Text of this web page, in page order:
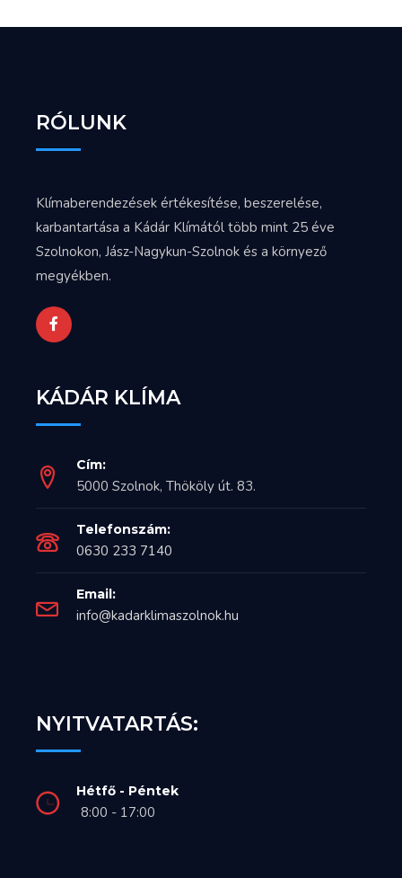
RÓLUNK
Klímaberendezések értékesítése, beszerelése,
karbantartása a Kádár Klímától több mint 25 éve
Szolnokon, Jász-Nagykun-Szolnok és a környező
megyékben.
KÁDÁR KLÍMA
Cím:
5000 Szolnok, Thököly út. 83.
Telefonszám:
0630 233 7140
Email:
info@kadarklimaszolnok.hu
NYITVATARTÁS:
Hétfő - Péntek
8:00 - 17:00